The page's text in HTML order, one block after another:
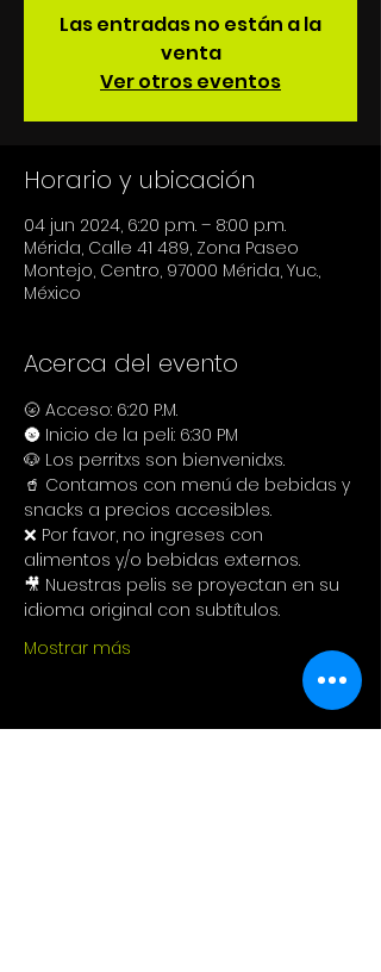
Las entradas no están a la
venta
Ver otros eventos
Horario y ubicación
04 jun 2024, 6:20 p.m. – 8:00 p.m.
Mérida, Calle 41 489, Zona Paseo
Montejo, Centro, 97000 Mérida, Yuc.,
México
Acerca del evento
🌝 Acceso: 6:20 P.M.
🌚 Inicio de la peli: 6:30 PM
🐶 Los perritxs son bienvenidxs.
🥤 Contamos con menú de bebidas y
snacks a precios accesibles.
❌ Por favor, no ingreses con
alimentos y/o bebidas externos.
🎥 Nuestras pelis se proyectan en su
idioma original con subtítulos.
Mostrar más